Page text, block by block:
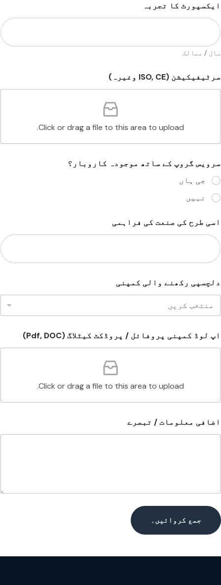
ایکسپورٹ کا تجربہ
سال / ممالک
سرٹیفیکیشن (ISO, CE وغیرہ)
Click or drag a file to this area to upload.
سرویس گروپ کے ساتھ موجودہ کاروبار؟
جی ہاں
نہیں
اسی طرح کی صنعت کی فراہمی
دلچسپی رکھنے والی کمپنی
اپ لوڈ کمپنی پروفائل / پروڈکٹ کیٹلاگ (Pdf, DOC)
Click or drag a file to this area to upload.
اضافی معلومات / تبصرے
جمع کروائیں۔